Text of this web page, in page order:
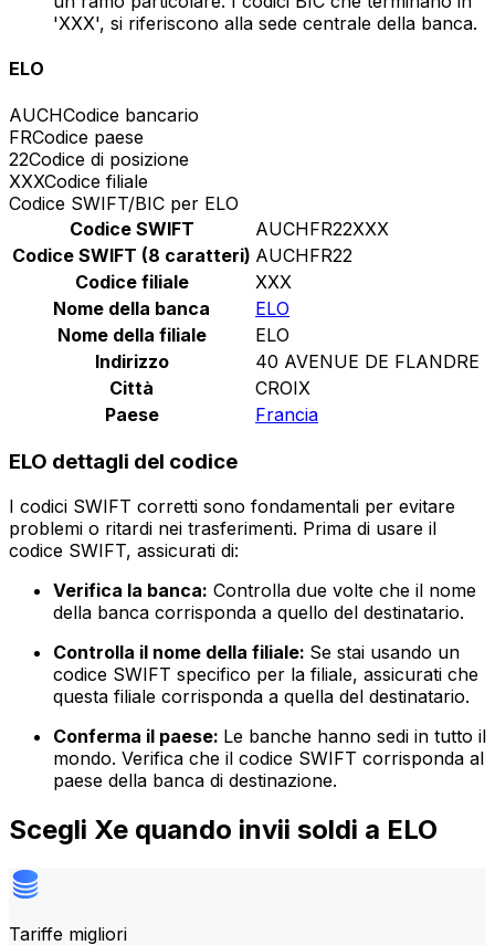
'XXX', si riferiscono alla sede centrale della banca.
ELO
AUCHCodice bancario
FRCodice paese
22Codice di posizione
XXXCodice filiale
Codice SWIFT/BIC per ELO
Codice SWIFT
AUCHFR22XXX
Codice SWIFT (8 caratteri) AUCHFR22
Codice filiale
XXX
Nome della banca
ELO
Nome della filiale
ELO
Indirizzo
40 AVENUE DE FLANDRE
Città
CROIX
Paese
Francia
ELO dettagli del codice
I codici SWIFT corretti sono fondamentali per evitare
problemi o ritardi nei trasferimenti. Prima di usare il
codice SWIFT, assicurati di:
Verifica la banca: Controlla due volte che il nome
della banca corrisponda a quello del destinatario.
Controlla il nome della filiale: Se stai usando un
codice SWIFT specifico per la filiale, assicurati che
questa filiale corrisponda a quella del destinatario.
Conferma il paese: Le banche hanno sedi in tutto il
mondo. Verifica che il codice SWIFT corrisponda al
paese della banca di destinazione.
Scegli Xe quando invii soldi a ELO
Tariffe migliori